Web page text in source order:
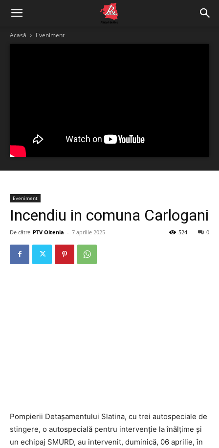
Acasă Eveniment
Eveniment
Incendiu in comuna Carlogani
De către PTV Oltenia - 7 aprilie 2025 0
524
Pompierii Detașamentului Slatina, cu trei autospeciale de
stingere, o autospecială pentru intervenție la înălțime și
un echipaj SMURD, au intervenit, duminică, 06 aprilie, în